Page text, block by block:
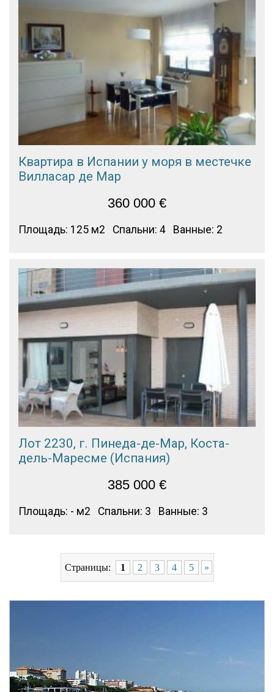
Квартира в Испании у моря в местечке
Вилласар де Мар
360 000 €
Площадь: 125 м2 Спальни: 4 Ванные: 2
Лот 2230, г. Пинеда-де-Мар, Коста-
дель-Маресме (Испания)
385 000 €
Площадь: - м2 Спальни: 3 Ванные: 3
Страницы: 1 2 3 4 5 »